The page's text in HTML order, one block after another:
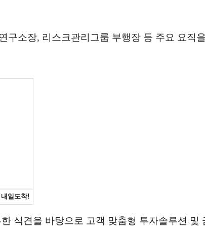
소장, 리스크관리그룹 부행장 등 주요 요직
식견을 바탕으로 고객 맞춤형 투자솔루션 및